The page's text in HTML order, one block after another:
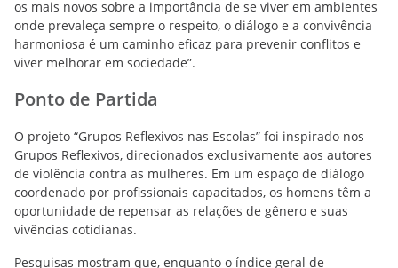
os mais novos sobre a importância de se viver em ambientes
onde prevaleça sempre o respeito, o diálogo e a convivência
harmoniosa é um caminho eficaz para prevenir conflitos e
viver melhorar em sociedade”.
Ponto de Partida
O projeto “Grupos Reflexivos nas Escolas” foi inspirado nos
Grupos Reflexivos, direcionados exclusivamente aos autores
de violência contra as mulheres. Em um espaço de diálogo
coordenado por profissionais capacitados, os homens têm a
oportunidade de repensar as relações de gênero e suas
vivências cotidianas.
Pesquisas mostram que, enquanto o índice geral de